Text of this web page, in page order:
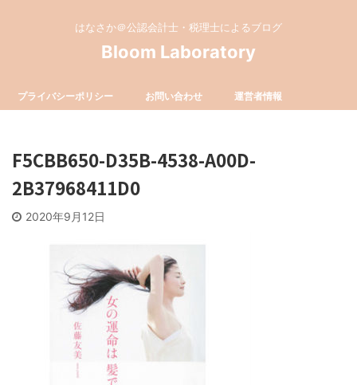
はなさか＠公認会計士・税理士によるブログ
Bloom Laboratory
プライバシーポリシー お問い合わせ 運営者情報
F5CBB650-D35B-4538-A00D-
2B37968411D0
2020年9月12日